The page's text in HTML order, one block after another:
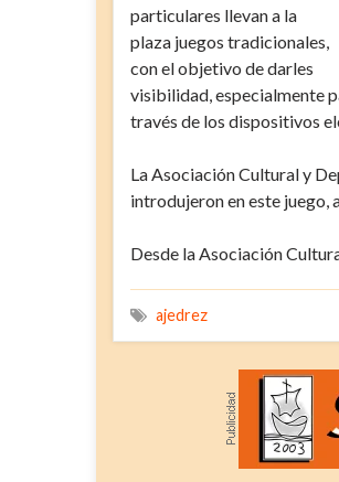
particulares llevan a la
plaza juegos tradicionales,
con el objetivo de darles
visibilidad, especialmente
través de los dispositivos
La Asociación Cultural y
introdujeron en este juego,
Desde la Asociación
ajedrez